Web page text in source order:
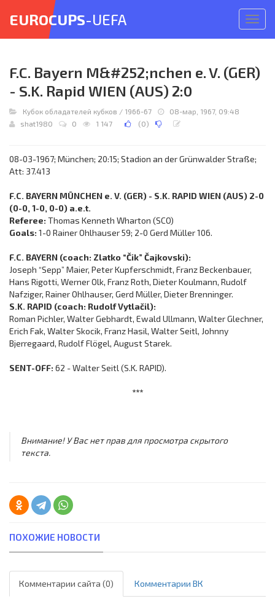
меню
EUROCUPS-UEFA
F.C. Bayern M&#252;nchen e. V. (GER)
- S.K. Rapid WIEN (AUS) 2:0
Кубок обладателей кубков / 1966-67
08-мар, 1967, 09:48
shat1980
0 1 147 (0)
08-03-1967; München; 20:15; Stadion an der Grünwalder Straße;
Att: 37.413
F.C. BAYERN MÜNCHEN e. V. (GER) - S.K. RAPID WIEN (AUS) 2-0
(0-0, 1-0, 0-0) a.e.t.
Referee: Thomas Kenneth Wharton (SCO)
Goals: 1-0 Rainer Ohlhauser 59; 2-0 Gerd Müller 106.
F.C. BAYERN (coach: Zlatko “Čik” Čajkovski):
Joseph “Sepp” Maier, Peter Kupferschmidt, Franz Beckenbauer,
Hans Rigotti, Werner Olk, Franz Roth, Dieter Koulmann, Rudolf
Nafziger, Rainer Ohlhauser, Gerd Müller, Dieter Brenninger.
S.K. RAPID (coach: Rudolf Vytlačil):
Roman Pichler, Walter Gebhardt, Ewald Ullmann, Walter Glechner,
Erich Fak, Walter Skocik, Franz Hasil, Walter Seitl, Johnny
Bjerregaard, Rudolf Flögel, August Starek.
SENT-OFF: 62 - Walter Seitl (S.K. RAPID).
***
Внимание! У Вас нет прав для просмотра скрытого
текста.
ПОХОЖИЕ НОВОСТИ
Комментарии сайта (0) Комментарии ВК